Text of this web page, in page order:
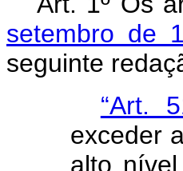
setembro de
seguinte
“Art.
exceder
alto